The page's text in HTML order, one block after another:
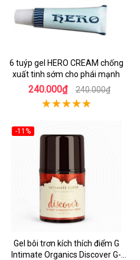
6 tuýp gel HERO CREAM chống
xuất tinh sớm cho phái mạnh
240.000₫ 240.000₫
-11%
Gel bôi trơn kích thích điểm G
Intimate Organics Discover G-